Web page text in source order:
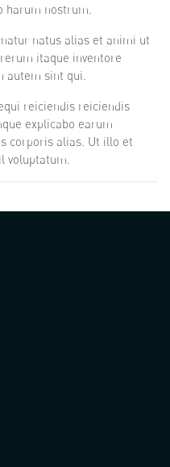
harum nostrum.
natus alias et animi ut
itaque inventore
autem sint qui.
reiciendis reiciendis
explicabo earum
corporis alias. Ut illo et
voluptatum.